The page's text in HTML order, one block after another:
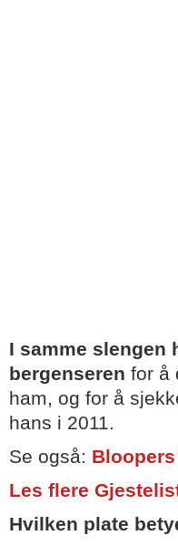
I samme slengen
bergenseren for å
ham, og for å
hans i 2011.
Se også:
Les flere
Hvilken plate